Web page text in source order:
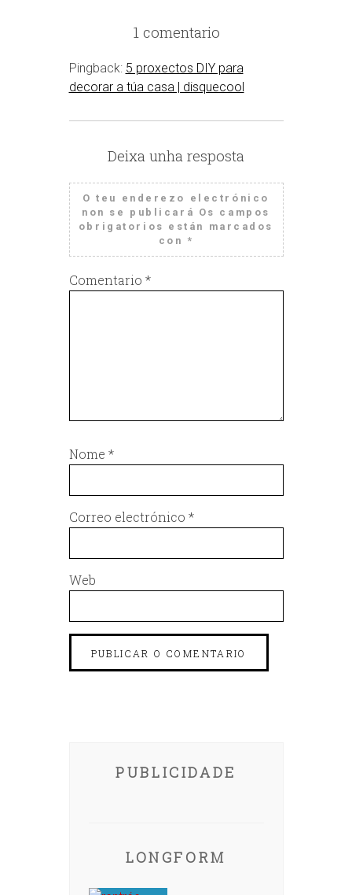
1 comentario
Pingback: 5 proxectos DIY para
decorar a túa casa | disquecool
Deixa unha resposta
O teu enderezo electrónico
non se publicará Os campos
obrigatorios están marcados
con *
Comentario *
Nome *
Correo electrónico *
Web
PUBLICIDADE
LONGFORM